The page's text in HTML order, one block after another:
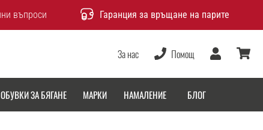
въпроси Гаранция за връщане на парите
За нас Помощ
Потребител
ОБУВКИ ЗА БЯГАНЕ МАРКИ НАМАЛЕНИЕ БЛОГ